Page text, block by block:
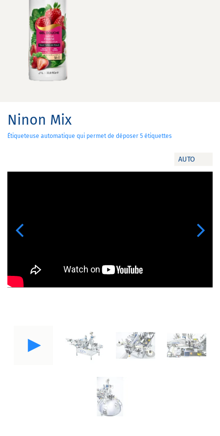
AUTO
Previous Next
Ninon Mix
Étiqueteuse automatique qui permet de déposer 5 étiquettes